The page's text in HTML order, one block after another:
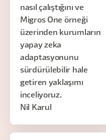
nasıl çalıştığını ve
Migros One örneği
üzerinden kurumların
yapay zeka
adaptasyonunu
sürdürülebilir hale
getiren yaklaşımı
inceliyoruz.
Nil Karul